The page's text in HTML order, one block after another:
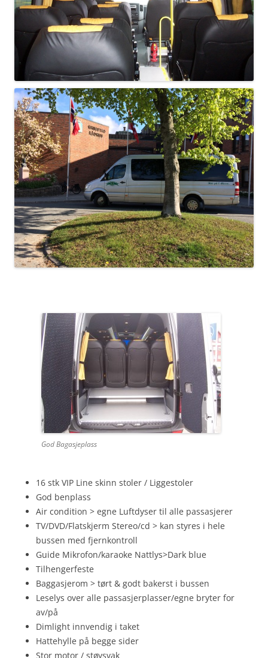
God Bagasjeplass
16 stk VIP Line skinn stoler / Liggestoler
God benplass
Air condition > egne Luftdyser til alle passasjerer
TV/DVD/Flatskjerm Stereo/cd > kan styres i hele
bussen med fjernkontroll
Guide Mikrofon/karaoke Nattlys>Dark blue
Tilhengerfeste
Baggasjerom > tørt & godt bakerst i bussen
Leselys over alle passasjerplasser/egne bryter for
av/på
Dimlight innvendig i taket
Hattehylle på begge sider
Stor motor / støysvak